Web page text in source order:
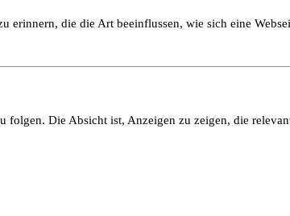
erinnern, die die Art beeinflussen, wie sich eine
folgen. Die Absicht ist, Anzeigen zu zeigen, die